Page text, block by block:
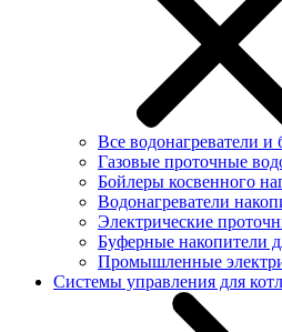
Все водонагреватели и
Газовые проточные
Бойлеры косвенного
Водонагреватели
Электрические
Буферные накопители
Промышленные
Системы управления для